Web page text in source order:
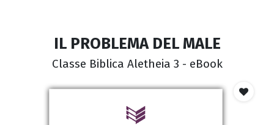
IL PROBLEMA DEL MALE
Classe Biblica Aletheia 3 - eBook